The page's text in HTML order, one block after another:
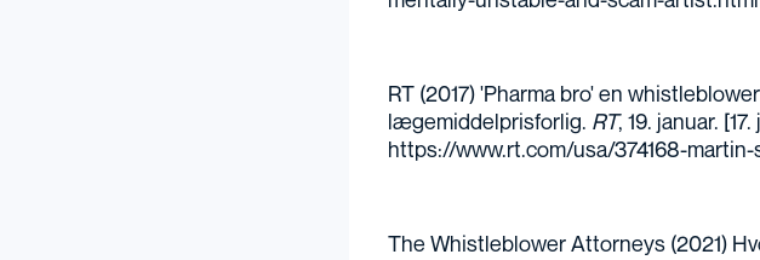
RT (2017) 'Pharma bro' en
lægemiddelprisforlig. RT, 19. januar.
https://www.rt.com/usa/374168-
The Whistleblower Attorneys (2021)